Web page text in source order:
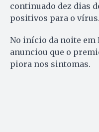
continuado dez dias
positivos para o vírus.
No início da noite em
anunciou que o
piora nos sintomas.